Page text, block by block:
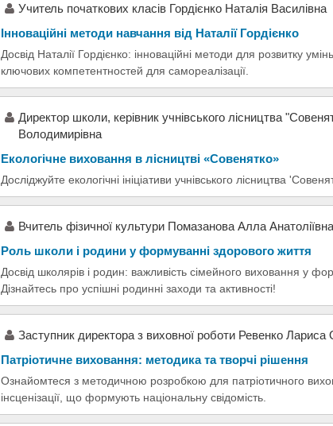
Учитель початкових класів Гордієнко Наталія Василівна
Інноваційні методи навчання від Наталії Гордієнко
Досвід Наталії Гордієнко: інноваційні методи для розвитку
ключових компетентностей для самореалізації.
Директор школи, керівник учнівського лісництва
Володимирівна
Екологічне виховання в лісництві «Совенятко»
Досліджуйте екологічні ініціативи учнівського лісництва
Вчитель фізичної культури Помазанова Алла Анатоліївна
Роль школи і родини у формуванні здорового життя
Досвід школярів і родин: важливість сімейного виховання у
Дізнайтесь про успішні родинні заходи та активності!
Заступник директора з виховної роботи Ревенко Лариса
Патріотичне виховання: методика та творчі рішення
Ознайомтеся з методичною розробкою для патріотичного
інсценізації, що формують національну свідомість.